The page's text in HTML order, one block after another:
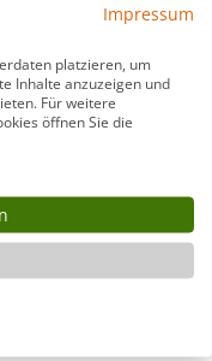
WFS90 /
45,50 €
Warenkorb
Impressum
platzieren, um
Inhalte anzuzeigen und
Für weitere
öffnen Sie die